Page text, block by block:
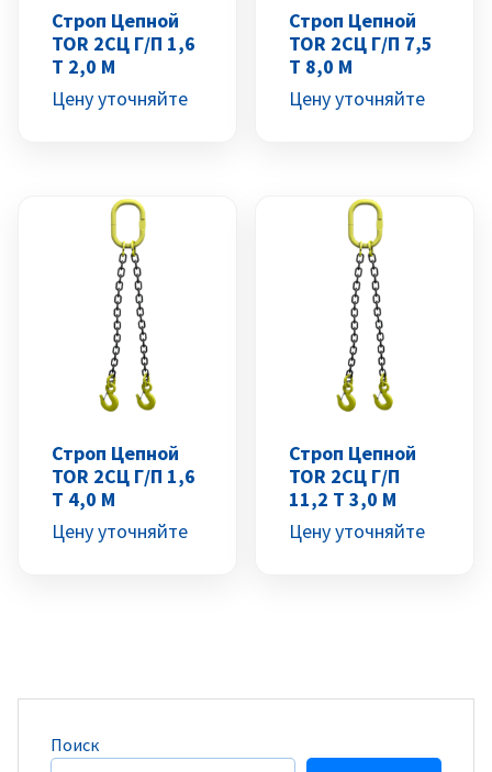
Строп Цепной
TOR 2СЦ Г/п 1,6
Т 2,0 М
Цену уточняйте
Строп Цепной
TOR 2СЦ Г/п 7,5
Т 8,0 М
Цену уточняйте
Строп Цепной
TOR 2СЦ Г/п 1,6
Т 4,0 М
Цену уточняйте
Строп Цепной
TOR 2СЦ Г/п
11,2 Т 3,0 М
Цену уточняйте
Поиск